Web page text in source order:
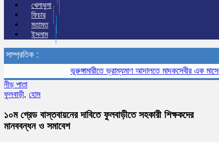
খেলাধুলা
ফিচার
মতামত
ইসলাম
সাম্প্রতিক :
ভূরুঙ্গামারীতে ভ্রাম্যমাণ আদালতে মাদকসেবীর এক মাসের
নীড় পাতা
ফুলবাড়ী, হোম
১০ম গ্রেড বাস্তবায়নের দাবিতে ফুলবাড়ীতে সহকারী শিক্ষকদের
মানববন্ধন ও সমাবেশ